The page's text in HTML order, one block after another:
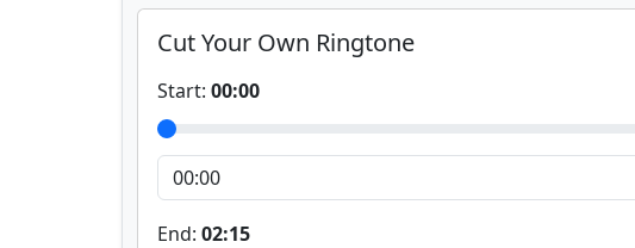
Cut Your Own Ringtone
Start: 00:00
End: 02:15